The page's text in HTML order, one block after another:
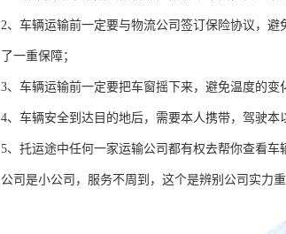
2、车辆运输前一定要与物流公司签订保险协议，
了一重保障；
3、车辆运输前一定要把车窗摇下来，避免温度的
4、车辆安全到达目的地后，需要本人携带，驾驶
5、托运途中任何一家运输公司都有权去帮你查看
公司是小公司，服务不周到，这个是辨别公司实力重